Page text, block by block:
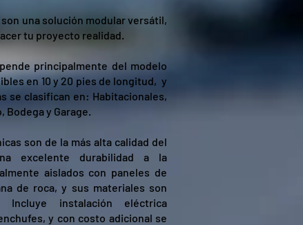
son una solución modular versátil,
tu proyecto realidad.
principalmente del modelo
en 10 y 20 pies de longitud, y
se clasifican en: Habitacionales,
Bodega y Garage.
son de la más alta calidad del
excelente durabilidad a la
aislados con paneles de
de roca, y sus materiales son
Incluye instalación eléctrica
y con costo adicional se